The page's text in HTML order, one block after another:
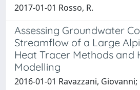
2017-01-01 Rosso, R.
Assessing Groundwater
Streamflow of a Large
Heat Tracer Methods and
Modelling
2016-01-01 Ravazzani,